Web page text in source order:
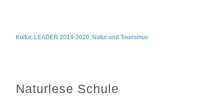
Kultur, LEADER 2014-2020, Natur und Tourismus
Naturlese Schule